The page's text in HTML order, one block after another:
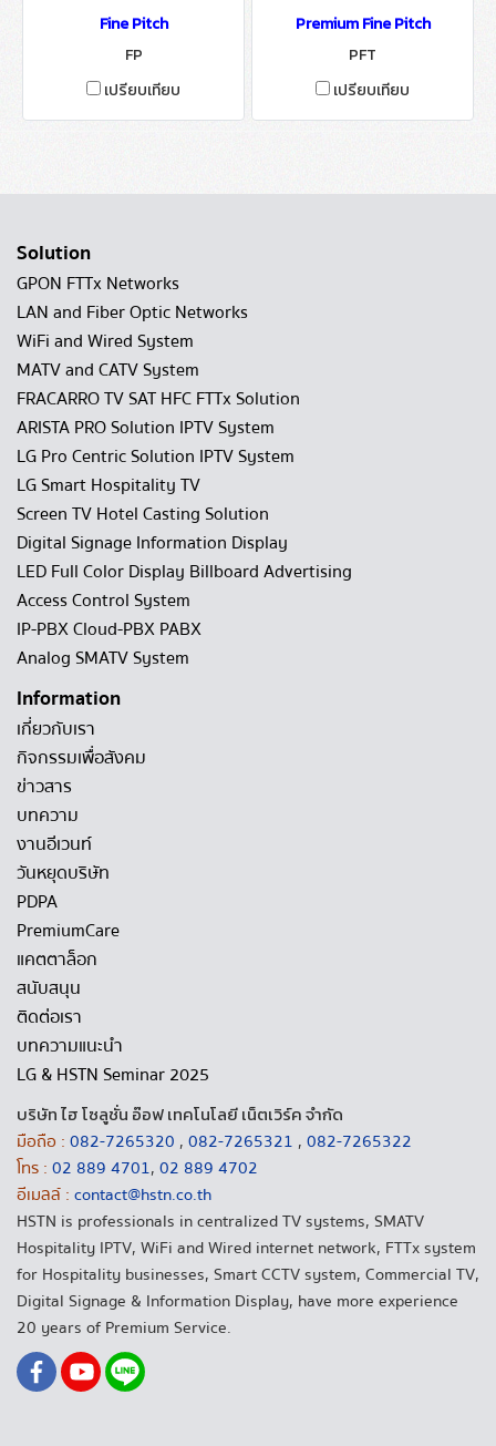
Fine Pitch
FP
เปรียบเทียบ
Premium Fine Pitch
PFT
เปรียบเทียบ
Solution
GPON FTTx Networks
LAN and Fiber Optic Networks
WiFi and Wired System
MATV and CATV System
FRACARRO TV SAT HFC FTTx Solution
ARISTA PRO Solution IPTV System
LG Pro Centric Solution IPTV System
LG Smart Hospitality TV
Screen TV Hotel Casting Solution
Digital Signage Information Display
LED Full Color Display Billboard Advertising
Access Control System
IP-PBX Cloud-PBX PABX
Analog SMATV System
Information
เกี่ยวกับเรา
กิจกรรมเพื่อสังคม
ข่าวสาร
บทความ
งานอีเวนท์
วันหยุดบริษัท
PDPA
PremiumCare
แคตตาล็อก
สนับสนุน
ติดต่อเรา
บทความแนะนำ
LG & HSTN Seminar 2025
บริษัท ไฮ โซลูชั่น อ๊อฟ เทคโนโลยี เน็ตเวิร์ค จำกัด
มือถือ : 082-7265320 , 082-7265321 , 082-7265322
โทร : 02 889 4701, 02 889 4702
อีเมลล์ : contact@hstn.co.th
HSTN is professionals in centralized TV systems, SMATV
Hospitality IPTV, WiFi and Wired internet network, FTTx system
for Hospitality businesses, Smart CCTV system, Commercial TV,
Digital Signage & Information Display, have more experience
20 years of Premium Service.